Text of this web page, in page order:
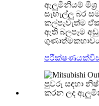
ඇලුමිනියම් මිශ්‍ර
සැහැල්ලු බර
කල්පැවැත්ම
ඇති බලපෑම
පරීක්ෂණයක්